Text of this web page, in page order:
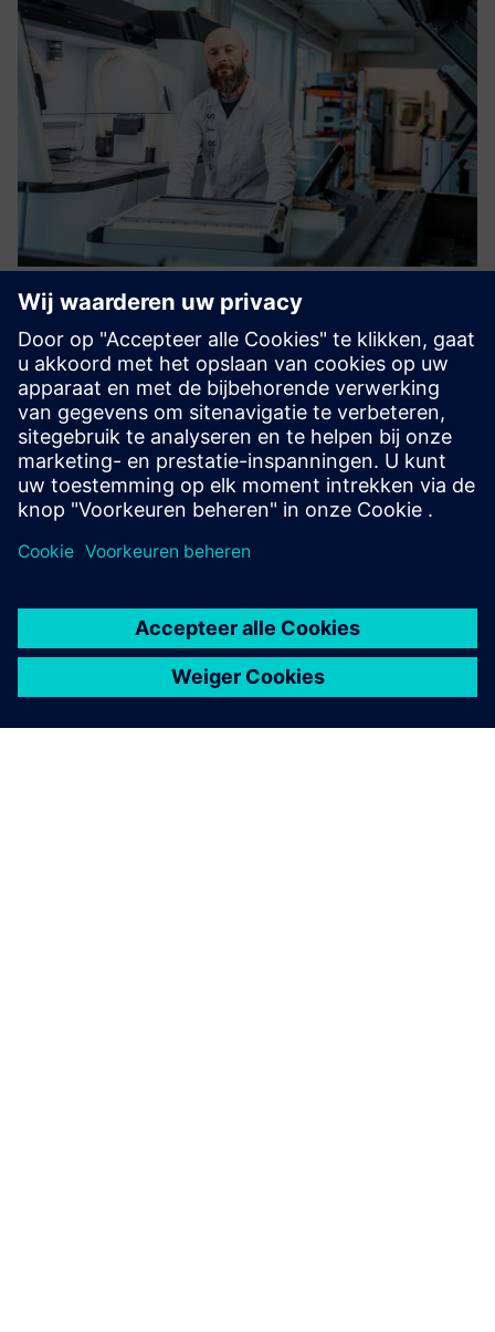
3D printing and 3D scanning
services on demand
Wij bieden complete productiediensten, van ontwerp tot
eindafwerking. We verwerken uw bestellingen snel.
Gebruik een online prijscalculator voor 3D-printen.
Meer informatie